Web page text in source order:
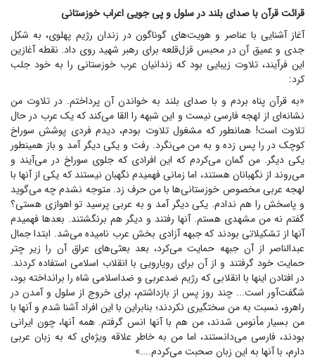
قرائت قرآن با صدای بلند در سلول و پی جویی اعراب خوزستانی
آغاز آشنایی با عناصر و هویت‌های گوناگون در زندان رژیم پهلوی، به شکل
جدی و عمیق آن در محبس قزل‌قلعه برای رهبر شهید روی داد. نقطه آغازین
این فرآیند، تلاوت زیبایی بود که زندانیان عرب خوزستانی را به خود جلب
کرد:
«به قرآن پناه بردم و با صدای بلند به خواندن آن پرداختم. در تلاوت من
نشانه‌ای از لهجه فارسی نیست و این شبهه را القا می‌کند که یک عرب در حال
تلاوت است! همانطور که مشغول تلاوت بودم، دیدم فردی پوشش سوراخ
کوچک در را پس زده و به من می‌نگرد. رفت و یکی دیگر آمد و باز همینطور
یکی دیگر. من گمان می‌کردم که این افرادی که جلوی سوراخ در می‌آیند و
می‌روند از نگهبانان هستند، اما زمانی فهمیدم نگهبان نیستند که یکی از آنها با
لهجه عربی مخصوص خوزستانی‌ها با من حرف زد. متوجه نشدم چه می‌گوید
و پاسخش را هم ندادم. یکی دیگر آمد و به عربی پرسید تو اهوازی هستی؟
گفتم نه من مشهدی هستم. آنها رفتند و دیگر هم برنگشتند. بعد‌ها فهمیدم
آنها از تشکیلاتی بودند که جبهه آزادی بخش عرب نامیده می‌شد. ابتدا جمال
عبدالناصر از آن جبهه حمایت می‌کرد، بعد بعثی‌های عراق آن را زیر چتر
حمایت خود گرفتند و از آن برای رویارویی با انقلاب اسلامی استفاده کردند.
در افتادن اینها با انقلابی که رژیم ضدعربی و ضداسلامی شاه را برانداخته بود،
شگفت‌آور است... چند روز پس از بازداشتم، برای خروج از سلول و آمدن در
راهرو، نسبت به من سختگیری نکردند؛ بنابراین با این افراد آشنا شدم و آنها با
من بسیار مأنوس شدند، من هم با آنها انس گرفتم. همه آنها، چون ایرانی
بودند، فارسی می‌دانستند، اما من به خاطر علاقه ویژه‌ای که به زبان عربی
دارم، با آنها به این زبان صحبت می‌کردم....»